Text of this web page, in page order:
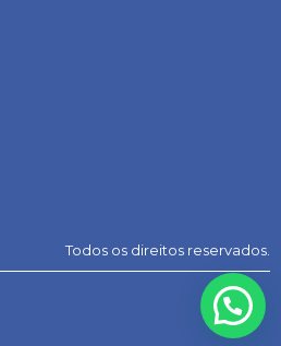
Todos os direitos reservados.